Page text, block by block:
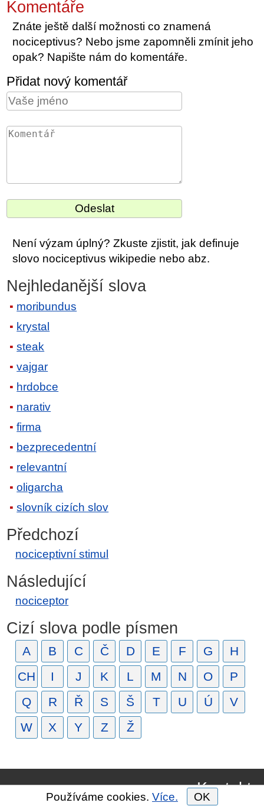
Komentáře
Znáte ještě další možnosti co znamená
nociceptivus? Nebo jsme zapomněli zmínit jeho
opak? Napište nám do komentáře.
Přidat nový komentář
Není výzam úplný? Zkuste zjistit, jak definuje
slovo nociceptivus wikipedie nebo abz.
Nejhledanější slova
moribundus
krystal
steak
vajgar
hrdobce
narativ
firma
bezprecedentní
relevantní
oligarcha
slovník cizích slov
Předchozí
nociceptivní stimul
Následující
nociceptor
Cizí slova podle písmen
A B C Č D E F G
H
CH
I J K L M N O
P
Q
R Ř S Š T U Ú
V
W
X Y Z Ž
Kontakt
Používáme cookies. Více. OK